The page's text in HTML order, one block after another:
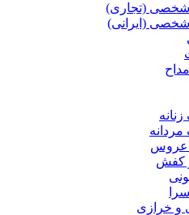
شخصی (تجاری)
(ایرانی)
عروس
کفش
و خرازی